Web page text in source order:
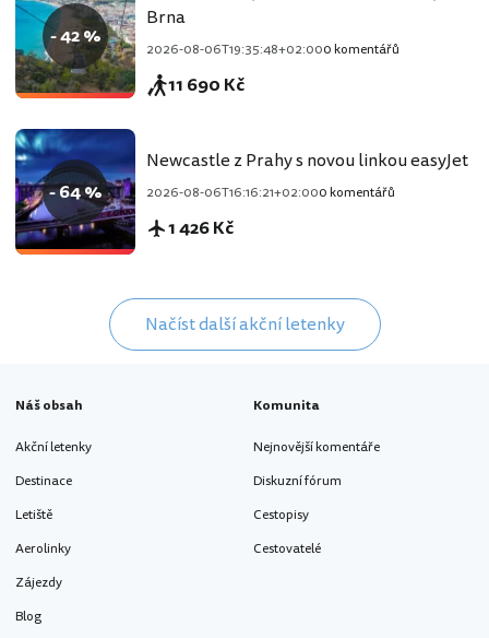
- 42 %
Brna
2026-08-06T19:35:48+02:000 komentářů
11 690 Kč
- 64 %
Newcastle z Prahy s novou linkou easyJet
2026-08-06T16:16:21+02:000 komentářů
1 426 Kč
Načíst další akční letenky
Náš obsah
Akční letenky
Destinace
Letiště
Aerolinky
Zájezdy
Blog
Komunita
Nejnovější komentáře
Diskuzní fórum
Cestopisy
Cestovatelé